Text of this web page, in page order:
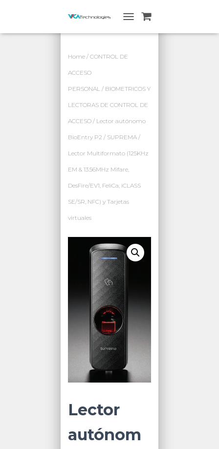
L
R
A
G
C
Ó
N
Home / CONTROL DE
ACCESO
PERSONAL / BIOMETRICOS Y
LECTORAS DE CONTROL DE
ACCESO / Lector autónomo
BioEntry P2 / SUPREMA /
Lector Multiformato (125KHz
EM & 13.56MHz Mifare,
DesFire/EV1, FeliCa, iCLASS
SE/SR, NFC) y Tarjetas
virtuales
Lector
autónom